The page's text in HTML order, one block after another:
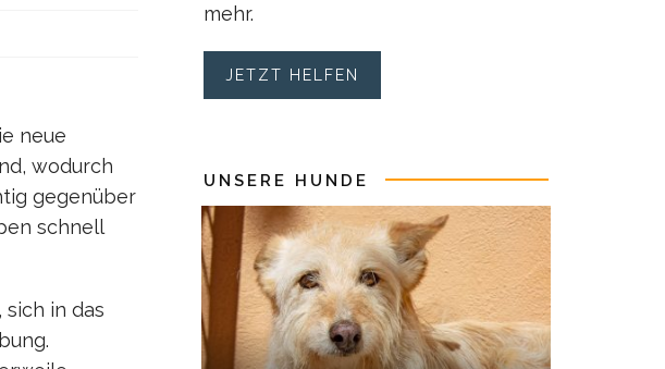
neue
wodurch
gegenüber
schnell
in das
mehr.
JETZT HELFEN
UNSERE HUNDE